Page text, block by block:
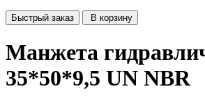
Быстрый заказ В корзину
Манжета
35*50*9,5 UN NBR